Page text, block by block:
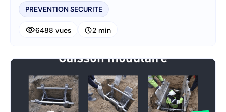
PREVENTION SECURITE
visibility6488 vues schedule2 min